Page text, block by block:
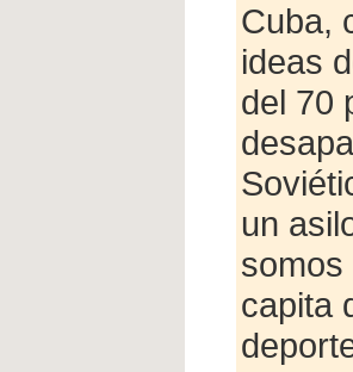
Cuba,
ideas
del 70
un
capita